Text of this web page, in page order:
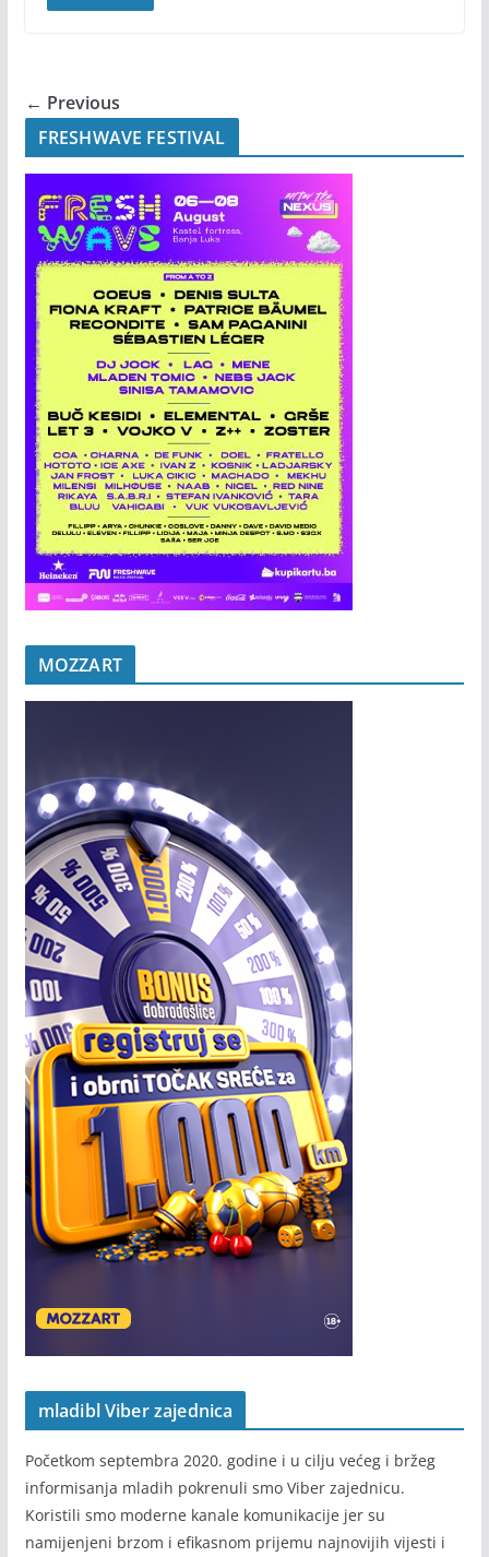
← Previous
FRESHWAVE FESTIVAL
MOZZART
mladibl Viber zajednica
Početkom septembra 2020. godine i u cilju većeg i bržeg
informisanja mladih pokrenuli smo Viber zajednicu.
Koristili smo moderne kanale komunikacije jer su
namijenjeni brzom i efikasnom prijemu najnovijih vijesti i